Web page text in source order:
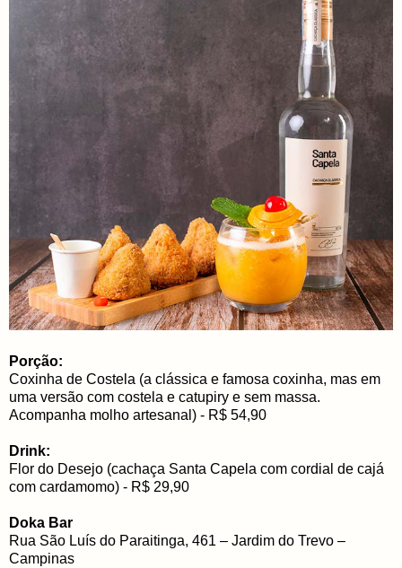
Porção:
Coxinha de Costela (a clássica e famosa coxinha, mas em
uma versão com costela e catupiry e sem massa.
Acompanha molho artesanal) - R$ 54,90
Drink:
Flor do Desejo (cachaça Santa Capela com cordial de cajá
com cardamomo) - R$ 29,90
Doka Bar
Rua São Luís do Paraitinga, 461 – Jardim do Trevo –
Campinas